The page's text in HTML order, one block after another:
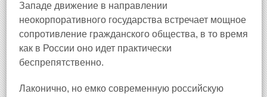
Западе движение в направлении
неокорпоративного государства встречает мощное
сопротивление гражданского общества, в то время
как в России оно идет практически
беспрепятственно.
Лаконично, но емко современную российскую